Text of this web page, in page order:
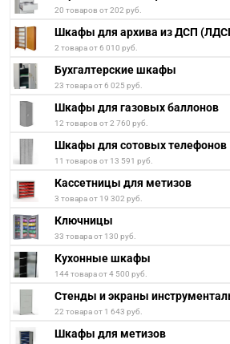
20 товаров от 202 руб.
Шкафы для архива из ДСП
2 товара от 6 010 руб.
Бухгалтерские шкафы
23 товара от 6 025 руб.
Шкафы для газовых баллонов
12 товаров от 2 760 руб.
Шкафы для сотовых телефонов
11 товаров от 13 591 руб.
Кассетницы для метизов
3 товара от 19 302 руб.
Ключницы
33 товара от 130 руб.
Кухонные шкафы
144 товара от 4 500 руб.
Стенды и экраны
22 товара от 1 643 руб.
Шкафы для метизов